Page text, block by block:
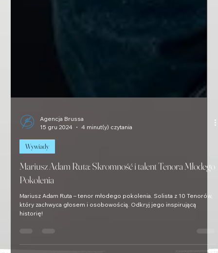
Agencja Brussa
15 gru 2024
Wywiady
Mariusz Adam Ruta: Skromność i talent Tenora Młodego
Mariusz Adam Ruta – tenor młodego pokolenia. Solista z 10 Tenorów,